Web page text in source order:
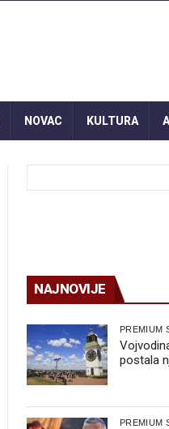
NOVAC KULTURA
NAJNOVIJE
PREMIUM
postala
PREMIUM